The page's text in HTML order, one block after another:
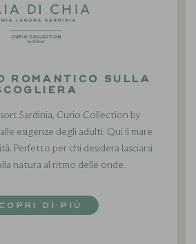
ROMANTICO SULLA
Sardinia, Curio Collection by
esigenze degli adulti. Qui il mare
Perfetto per chi desidera lasciarsi
natura al ritmo delle onde.
DI PIÙ